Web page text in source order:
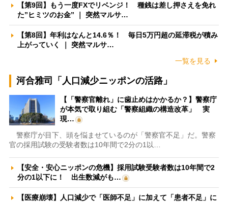
【第9回】もう一度FXでリベンジ！ 種銭は差し押さえを免れ
た”ヒミツのお金” ｜ 突然マルサ…
【第8回】年利はなんと14.6％！ 毎日5万円超の延滞税が積み
上がっていく ｜ 突然マルサ…
一覧を見る
河合雅司「人口減少ニッポンの活路」
【「警察官離れ」に歯止めはかかるか？】警察庁
が本気で取り組む「警察組織の構造改革」 実
現…
警察庁が目下、頭を悩ませているのが「警察官不足」だ。警察
官の採用試験の受験者数は10年間で2分の1以…
【安全・安心ニッポンの危機】採用試験受験者数は10年間で2
分の1以下に！ 出生数減がも…
【医療崩壊】人口減少で「医師不足」に加えて「患者不足」に